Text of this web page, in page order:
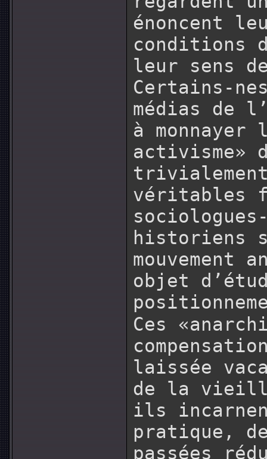
énoncent
conditions
leur sens
Certains-
médias de
à monnayer
activisme»
véritables
historiens
mouvement
objet
Ces
laissée
de la
ils
pratique,
passées